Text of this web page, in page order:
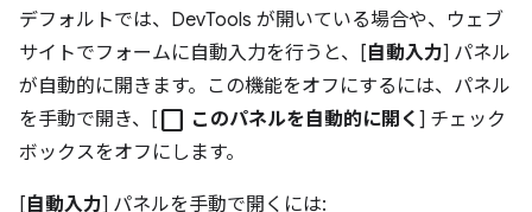
デフォルトでは、DevTools が開いている場合や、ウェブ
サイトでフォームに自動入力を行うと、[自動入力] パネル
が自動的に開きます。この機能をオフにするには、パネル
を手動で開き、[ check_box_outline_blank このパネルを自動的に開く ] チェック
ボックスをオフにします。
[自動入力] パネルを手動で開くには: